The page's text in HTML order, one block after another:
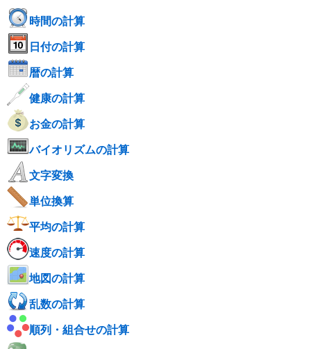
時間の計算
日付の計算
暦の計算
健康の計算
お金の計算
バイオリズムの計算
文字変換
単位換算
平均の計算
速度の計算
地図の計算
乱数の計算
順列・組合せの計算